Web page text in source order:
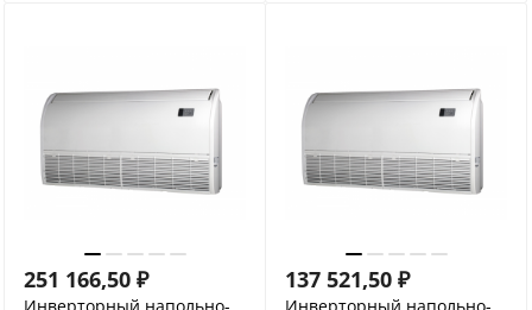
251 166,50 ₽
Инверторный напольно-
137 521,50 ₽
Инверторный напольно-